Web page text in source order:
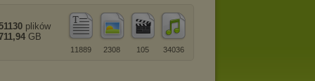
34036
105
2308
11889
plików
GB